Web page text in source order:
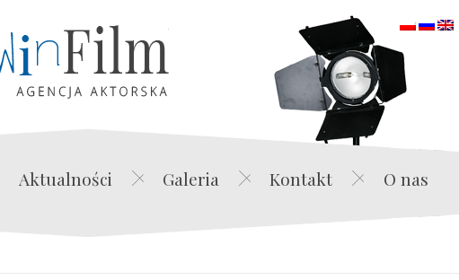
Edwin Film Agencja Aktorska
Aktualności Galeria Kontakt O nas